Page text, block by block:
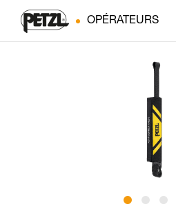
OPÉRATEURS